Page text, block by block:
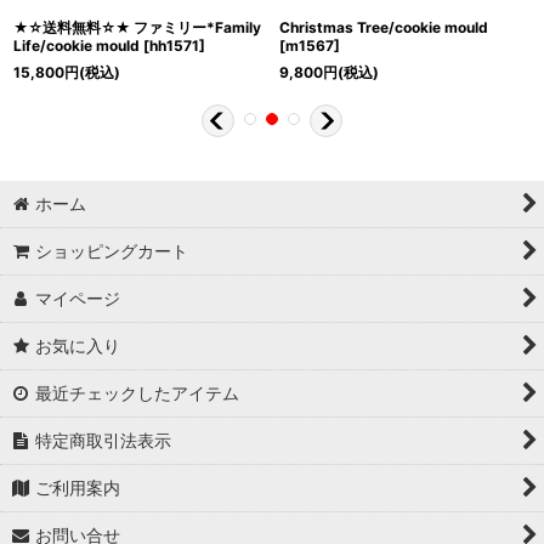
★☆送料無料☆★ ファミリー*Family
Life/cookie mould [hh1571]
15,800円(税込)
Christmas Tree/cookie mould
[m1567]
9,800円(税込)
ホーム
ショッピングカート
マイページ
お気に入り
最近チェックしたアイテム
特定商取引法表示
ご利用案内
お問い合せ